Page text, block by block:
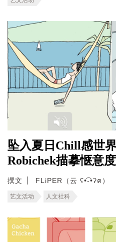
坠入夏日Chill感世
Robichek描摹惬意
撰文 FLiPER（云 ʕ•͡-•ʔฅ）
艺文活动 人文社科